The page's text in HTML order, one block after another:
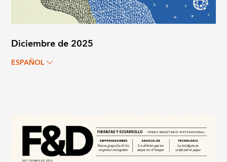
Diciembre de 2025
ESPAÑOL